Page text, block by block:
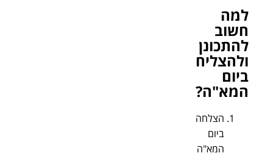
למה
חשוב
להתכונן
ולהצליח
ביום
המא"ה?
הצלחה
ביום
המא"ה